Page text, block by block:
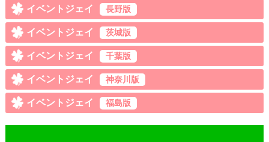
イベントジェイ 長野版
イベントジェイ 茨城版
イベントジェイ 千葉版
イベントジェイ 神奈川版
イベントジェイ 福島版